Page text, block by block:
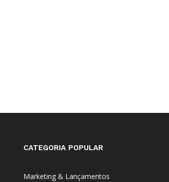
CATEGORIA POPULAR
Marketing & Lançamentos